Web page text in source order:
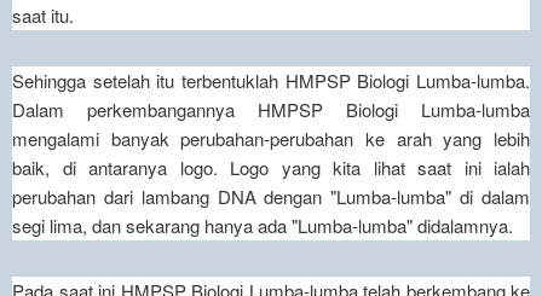
saat itu.
Sehingga setelah itu terbentuklah HMPSP Biologi Lumba-lumba.
Dalam perkembangannya HMPSP Biologi Lumba-lumba
mengalami banyak perubahan-perubahan ke arah yang lebih
baik, di antaranya logo. Logo yang kita lihat saat ini ialah
perubahan dari lambang DNA dengan "Lumba-lumba" di dalam
segi lima, dan sekarang hanya ada "Lumba-lumba" didalamnya.
Pada saat ini HMPSP Biologi Lumba-lumba telah berkembang ke